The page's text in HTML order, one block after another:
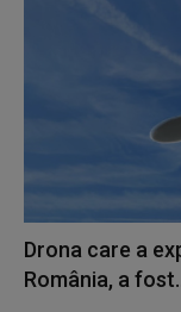
Drona care a
România, a